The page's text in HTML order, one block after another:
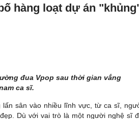
hàng loạt dự án
đua Vpop sau thời gian vắng
ca sĩ.
lấn sân vào nhiều lĩnh vực, từ ca sĩ,
Dù với vai trò là một người nghệ sĩ